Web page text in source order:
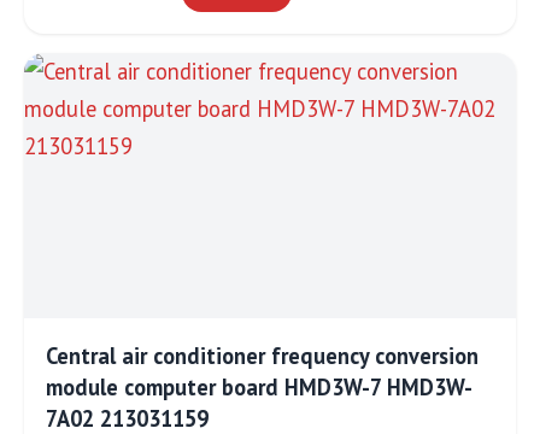
Central air conditioner frequency conversion
module computer board HMD3W-7 HMD3W-
7A02 213031159